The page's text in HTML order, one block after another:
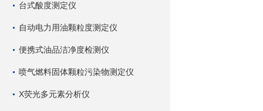
台式酸度测定仪
自动电力用油颗粒度测定仪
便携式油品洁净度检测仪
喷气燃料固体颗粒污染物测定仪
X荧光多元素分析仪